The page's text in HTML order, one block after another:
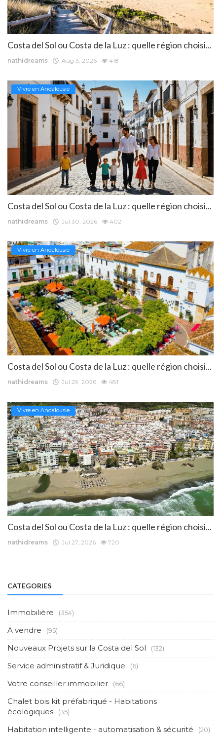
Costa del Sol ou Costa de la Luz : quelle région choisi...
nathidreams Aug 3, 2026 418
Vivre en Andalousie
Costa del Sol ou Costa de la Luz : quelle région choisi...
nathidreams Jul 30, 2026 402
Vivre en Andalousie
Costa del Sol ou Costa de la Luz : quelle région choisi...
nathidreams Jul 29, 2026 481
Vivre en Andalousie
Costa del Sol ou Costa de la Luz : quelle région choisi...
nathidreams Jul 27, 2026 720
CATEGORIES
Immobilière (354)
A vendre (95)
Nouveaux Projets sur la Costa del Sol (132)
Service administratif & Juridique (6)
Votre conseiller immobilier (66)
Chalet bois kit préfabriqué - Habitations
écologiques
(35)
Habitation intelligente - automatisation & sécurité (20)